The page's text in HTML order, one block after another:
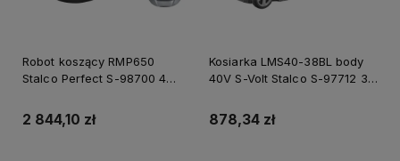
Robot koszący RMP650
Stalco Perfect S-98700 4
2 844,10 zł
Kosiarka LMS40-38BL body
40V S-Volt Stalco S-97712 3
878,34 zł